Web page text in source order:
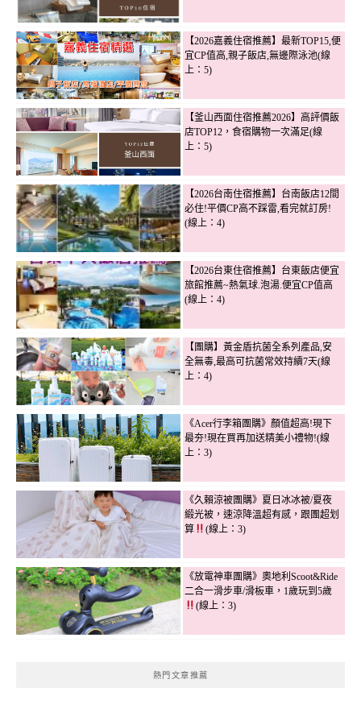
【2026嘉義住宿推薦】最新TOP15,便
宜CP值高,親子飯店,無邊際泳池(線
上：5)
【釜山西面住宿推薦2026】高評價飯
店TOP12，食宿購物一次滿足(線
上：5)
【2026台南住宿推薦】台南飯店12間
必住!平價CP高不踩雷,看完就訂房!
(線上：4)
【2026台東住宿推薦】台東飯店便宜
旅館推薦~熱氣球.泡湯.便宜CP值高
(線上：4)
【團購】黃金盾抗菌全系列產品,安
全無毒,最高可抗菌常效持續7天(線
上：4)
《Acer行李箱團購》顏值超高!現下
最夯!現在買再加送精美小禮物!(線
上：3)
《久賴涼被團購》夏日冰冰被/夏夜
緞光被，速涼降溫超有感，跟團超划
算
(線上：3)
《放電神車團購》奧地利Scoot&Ride
二合一滑步車/滑板車，1歲玩到5歲
(線上：3)
熱門文章推薦